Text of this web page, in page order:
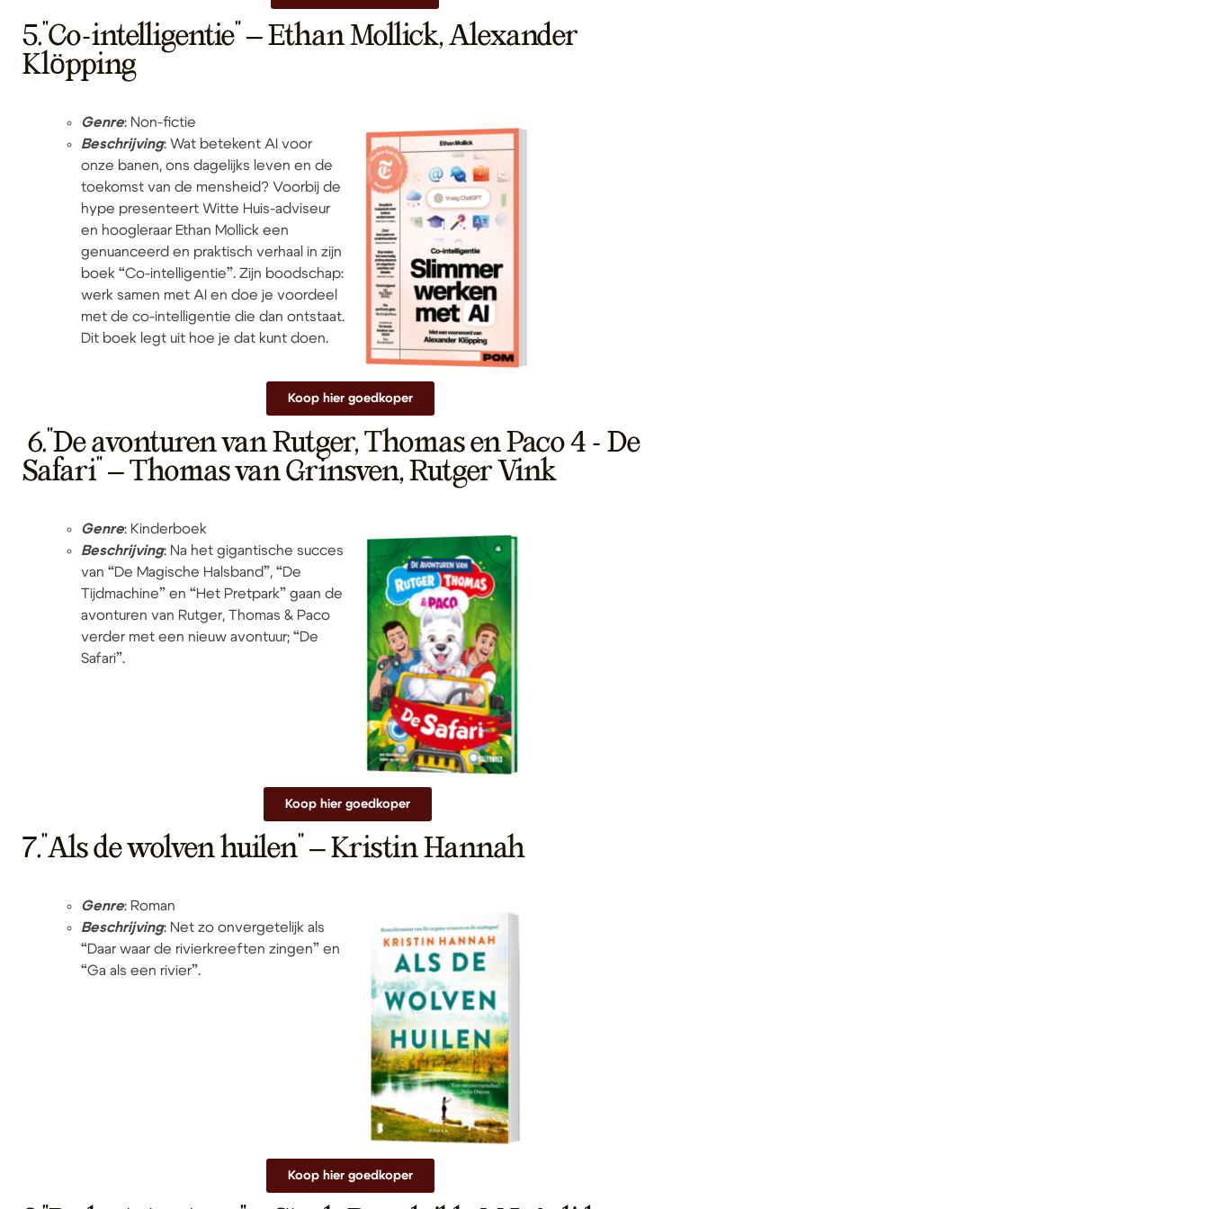
5."Co-intelligentie" – Ethan Mollick, Alexander
Klöpping
Genre: Non-fictie
Beschrijving: Wat betekent AI voor
onze banen, ons dagelijks leven en de
toekomst van de mensheid? Voorbij de
hype presenteert Witte Huis-adviseur
en hoogleraar Ethan Mollick een
genuanceerd en praktisch verhaal in zijn
boek “Co-intelligentie”. Zijn boodschap:
werk samen met AI en doe je voordeel
met de co-intelligentie die dan ontstaat.
Dit boek legt uit hoe je dat kunt doen.
Koop hier goedkoper
6."De avonturen van Rutger, Thomas en Paco 4 - De
Safari" – Thomas van Grinsven, Rutger Vink
Genre: Kinderboek
Beschrijving: Na het gigantische succes
van “De Magische Halsband”, “De
Tijdmachine” en “Het Pretpark” gaan de
avonturen van Rutger, Thomas & Paco
verder met een nieuw avontuur; “De
Safari”.
Koop hier goedkoper
7."Als de wolven huilen" – Kristin Hannah
Genre: Roman
Beschrijving: Net zo onvergetelijk als
“Daar waar de rivierkreeften zingen” en
“Ga als een rivier”.
Koop hier goedkoper